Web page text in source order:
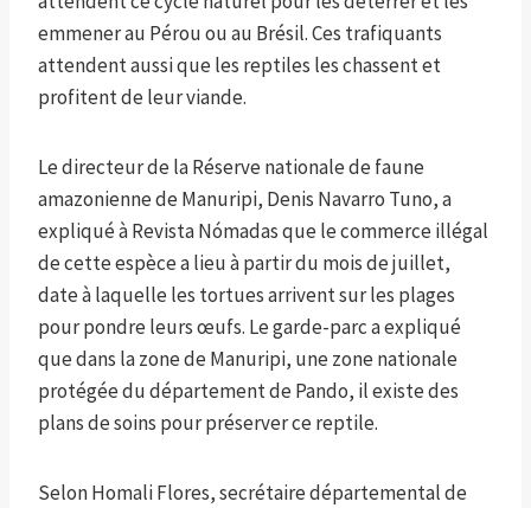
emmener au Pérou ou au Brésil. Ces trafiquants
attendent aussi que les reptiles les chassent et
profitent de leur viande.
Le directeur de la Réserve nationale de faune
amazonienne de Manuripi, Denis Navarro Tuno, a
expliqué à Revista Nómadas que le commerce illégal
de cette espèce a lieu à partir du mois de juillet,
date à laquelle les tortues arrivent sur les plages
pour pondre leurs œufs. Le garde-parc a expliqué
que dans la zone de Manuripi, une zone nationale
protégée du département de Pando, il existe des
plans de soins pour préserver ce reptile.
Selon Homali Flores, secrétaire départemental de